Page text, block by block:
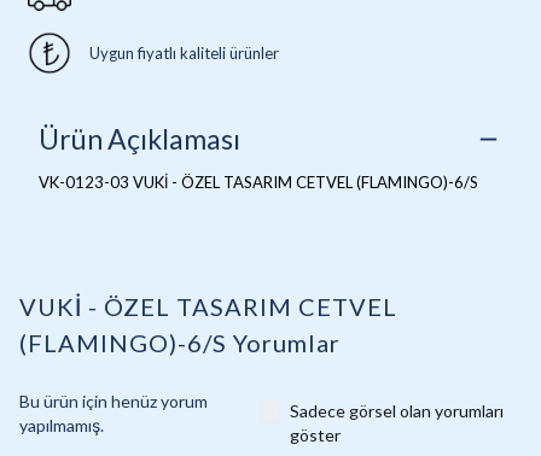
Uygun fiyatlı kaliteli ürünler
Ürün Açıklaması
VK-0123-03 VUKİ - ÖZEL TASARIM CETVEL (FLAMINGO)-6/S
VUKİ - ÖZEL TASARIM CETVEL
(FLAMINGO)-6/S Yorumlar
Bu ürün için henüz yorum
yapılmamış.
Sadece görsel olan yorumları
göster